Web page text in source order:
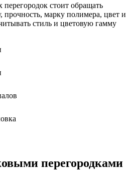
стоит обращать
марку полимера, цвет и
стиль и цветовую гамму
перегородками